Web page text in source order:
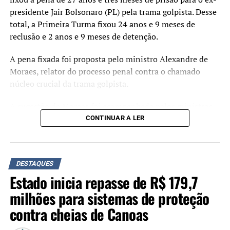
Extrativismo mineral: 10
Indústria de transformação: -1.331
Serviços industriais de utilidade pública: 80
Comércio: 502
Serviços: 1.254
Administração pública: 241
Servidores públicos chegam a 13 anos sem aumento real
presidente Jair Bolsonaro (PL) pela trama golpista. Desse
total, a Primeira Turma fixou 24 anos e 9 meses de
reclusão e 2 anos e 9 meses de detenção.
A pena fixada foi proposta pelo ministro Alexandre de
Moraes, relator do processo penal contra o chamado
núcleo crucial da trama golpista.
Flávio Dino, Cármen Lúcia e Cristiano Zanin. O ministro
durante o julgamento, não votou.
Crimes
Organização criminosa: 7 anos e 7 meses.
Abolição violenta do Estado Democrático de
Direito: 6 anos e 6 meses.
CONTINUAR A LER
DESTAQUES
Estado inicia repasse de R$ 179,7
milhões para sistemas de proteção
contra cheias de Canoas